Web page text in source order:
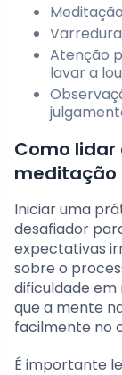
Atenção
lavar a
Como lidar
meditação
Iniciar uma
desafiador
expectativas
sobre o
dificuldade
que a mente
facilmente no
É importante